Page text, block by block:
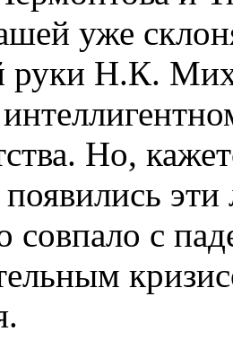
уже
руки Н.К.
Но,
совпало с